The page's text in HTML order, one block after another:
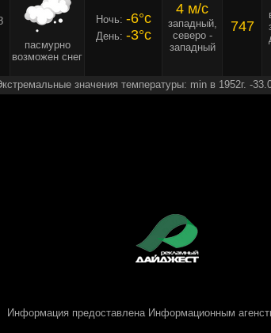
пасмурно
возможен снег
Ночь: -6°c
День: -3°c
4 м/c
западный,
северо -
западный
747
значения температуры: min в 1952г. -
Информация предоставлена Информационным